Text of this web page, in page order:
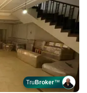
TruBroker™